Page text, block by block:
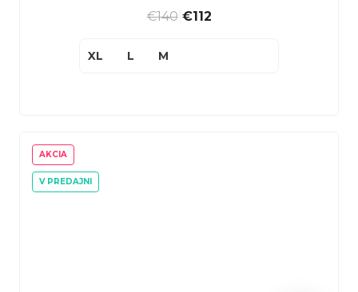
€140| €112
XL L M
AKCIA
V PREDAJNI